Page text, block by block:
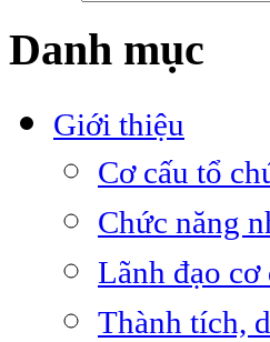
Danh mục
Giới thiệu
Cơ cấu tổ
Chức năng
Lãnh đạo cơ
Thành tích,